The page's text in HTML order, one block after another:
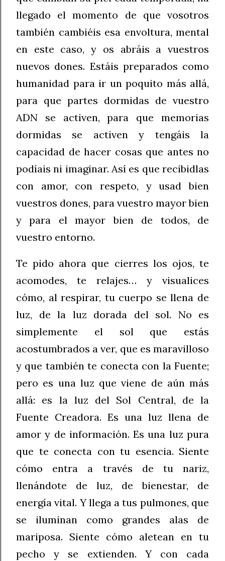
llegado el momento de que vosotros
también cambiéis esa envoltura, mental
en este caso, y os abráis a vuestros
nuevos dones. Estáis preparados como
humanidad para ir un poquito más allá,
para que partes dormidas de vuestro
ADN se activen, para que memorias
dormidas se activen y tengáis la
capacidad de hacer cosas que antes no
podíais ni imaginar. Así es que recibidlas
con amor, con respeto, y usad bien
vuestros dones, para vuestro mayor bien
y para el mayor bien de todos, de
vuestro entorno.
Te pido ahora que cierres los ojos, te
acomodes, te relajes… y visualices
cómo, al respirar, tu cuerpo se llena de
luz, de la luz dorada del sol. No es
simplemente el sol que estás
acostumbrados a ver, que es maravilloso
y que también te conecta con la Fuente;
pero es una luz que viene de aún más
allá: es la luz del Sol Central, de la
Fuente Creadora. Es una luz llena de
amor y de información. Es una luz pura
que te conecta con tu esencia. Siente
cómo entra a través de tu nariz,
llenándote de luz, de bienestar, de
energía vital. Y llega a tus pulmones, que
se iluminan como grandes alas de
mariposa. Siente cómo aletean en tu
pecho y se extienden. Y con cada